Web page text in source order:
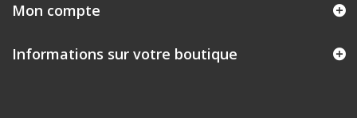
Mon compte
Informations sur votre boutique